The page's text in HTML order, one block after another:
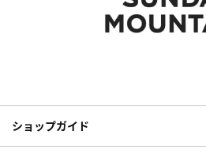
ショップガイド